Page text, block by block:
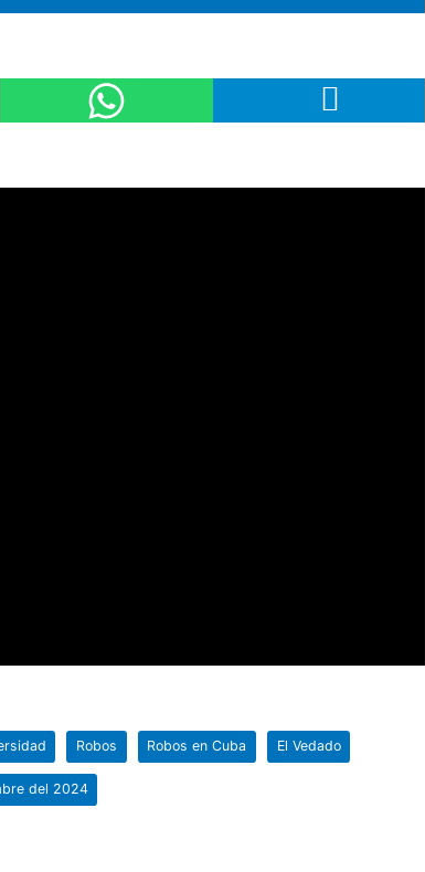
Robos Robos en Cuba El Vedado
del 2024